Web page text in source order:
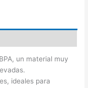
un material muy
ideales para